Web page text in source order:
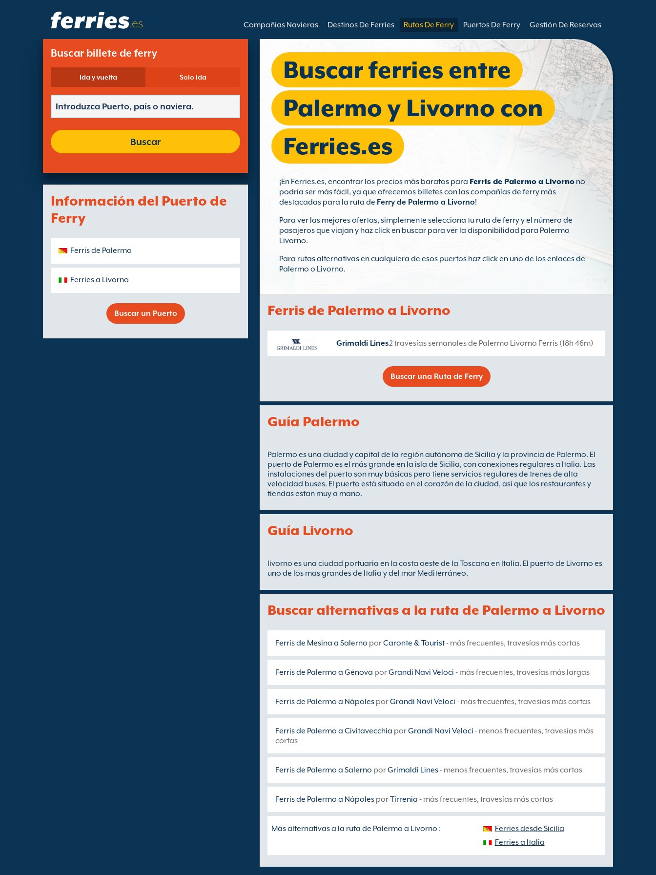
.es Compañías Navieras Destinos De Ferries Rutas De Ferry Puertos De Ferry Gestión De Reservas
Buscar billete de ferry
Ida y vuelta Solo Ida
Buscar
Información del Puerto de
Ferry
Ferris de Palermo
Ferries a Livorno
Buscar un Puerto
Buscar ferries entre
Palermo y Livorno con
Ferries.es
¡En Ferries.es, encontrar los precios más baratos para Ferris de Palermo a Livorno no
podría ser más fácil, ya que ofrecemos billetes con las compañías de ferry más
destacadas para la ruta de Ferry de Palermo a Livorno!
Para ver las mejores ofertas, simplemente selecciona tu ruta de ferry y el número de
pasajeros que viajan y haz click en buscar para ver la disponibilidad para Palermo
Livorno.
Para rutas alternativas en cualquiera de esos puertos haz click en uno de los enlaces de
Palermo o Livorno.
Ferris de Palermo a Livorno
Grimaldi Lines2 travesías semanales de Palermo Livorno Ferris (18h 46m)
Buscar una Ruta de Ferry
Guía Palermo
Palermo es una ciudad y capital de la región autónoma de Sicilia y la provincia de Palermo. El
puerto de Palermo es el más grande en la isla de Sicilia, con conexiones regulares a Italia. Las
instalaciones del puerto son muy básicas pero tiene servicios regulares de trenes de alta
velocidad buses. El puerto está situado en el corazón de la ciudad, así que los restaurantes y
tiendas estan muy a mano.
Guía Livorno
livorno es una ciudad portuaria en la costa oeste de la Toscana en Italia. El puerto de Livorno es
uno de los mas grandes de Italia y del mar Mediterráneo.
Buscar alternativas a la ruta de Palermo a Livorno
Ferris de Mesina a Salerno porCaronte & Tourist- más frecuentes, travesías más cortas
Ferris de Palermo a Génova porGrandi Navi Veloci - más frecuentes, travesías más largas
Ferris de Palermo a Nápoles porGrandi Navi Veloci - más frecuentes, travesías más cortas
Ferris de Palermo a Civitavecchia porGrandi Navi Veloci - menos frecuentes, travesías más
cortas
Ferris de Palermo a Salerno porGrimaldi Lines- menos frecuentes, travesías más cortas
Ferris de Palermo a Nápoles porTirrenia - más frecuentes, travesías más cortas
Más alternativas a la ruta de Palermo a Livorno :
Ferries desde Sicilia
Ferries a Italia